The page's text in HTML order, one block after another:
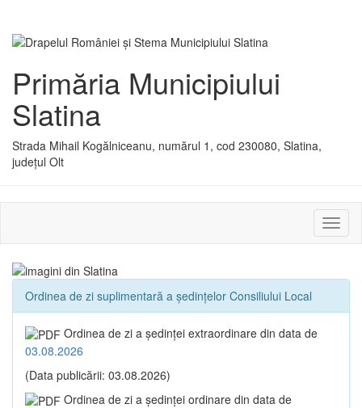
Primăria Municipiului
Slatina
Strada Mihail Kogălniceanu, numărul 1, cod 230080, Slatina,
județul Olt
sau
Ordinea de zi suplimentară a ședințelor Consiliului Local
Ordinea de zi a şedinţei extraordinare din data de
03.08.2026
(Data publicării: 03.08.2026)
Ordinea de zi a şedinţei ordinare din data de